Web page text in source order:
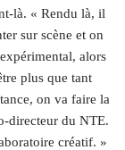
là. « Rendu là, il
sur scène et on
alors
plus que tant
on va faire la
directeur du NTE.
créatif. »